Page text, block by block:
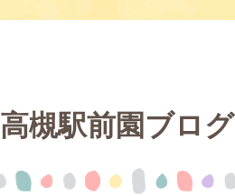
高槻駅前園ブログ